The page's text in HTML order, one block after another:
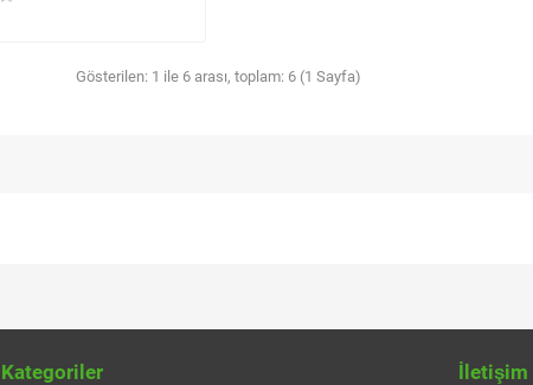
Gösterilen: 1 ile 6 arası, toplam: 6 (1 Sayfa)
Kategoriler İletişim